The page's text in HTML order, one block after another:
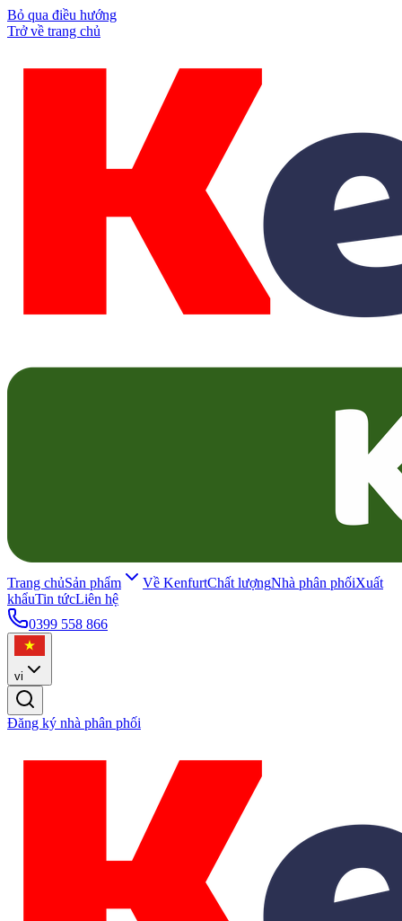
Bỏ qua điều hướng
Trở về trang chủ
Trang chủSản phẩm Về KenfurtChất lượngNhà phân phốiXuất
khẩuTin tứcLiên hệ
0399 558 866
vi
Đăng ký nhà phân phối